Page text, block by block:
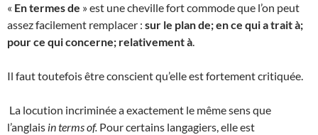
« En termes de » est une cheville fort commode que l’on peut
assez facilement remplacer : sur le plan de; en ce qui a trait à;
pour ce qui concerne; relativement à.
Il faut toutefois être conscient qu’elle est fortement critiquée.
La locution incriminée a exactement le même sens que
l’anglais in terms of. Pour certains langagiers, elle est